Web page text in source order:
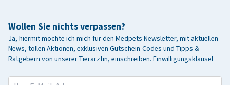
Wollen Sie nichts verpassen?
Ja, hiermit möchte ich mich für den Medpets Newsletter, mit aktuellen
News, tollen Aktionen, exklusiven Gutschein-Codes und Tipps &
Ratgebern von unserer Tierärztin, einschreiben. Einwilligungsklausel